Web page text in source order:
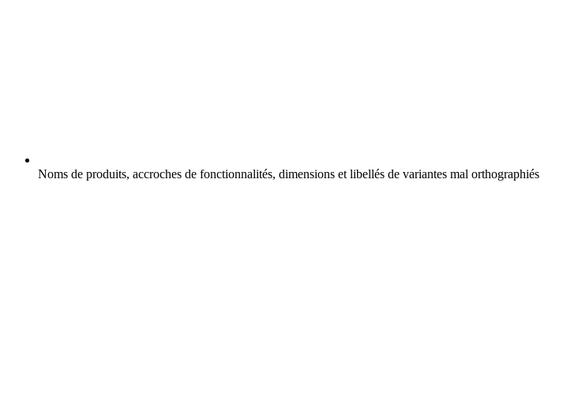
Noms de produits, accroches de fonctionnalités, dimensions et libellés de variantes mal orthographiés